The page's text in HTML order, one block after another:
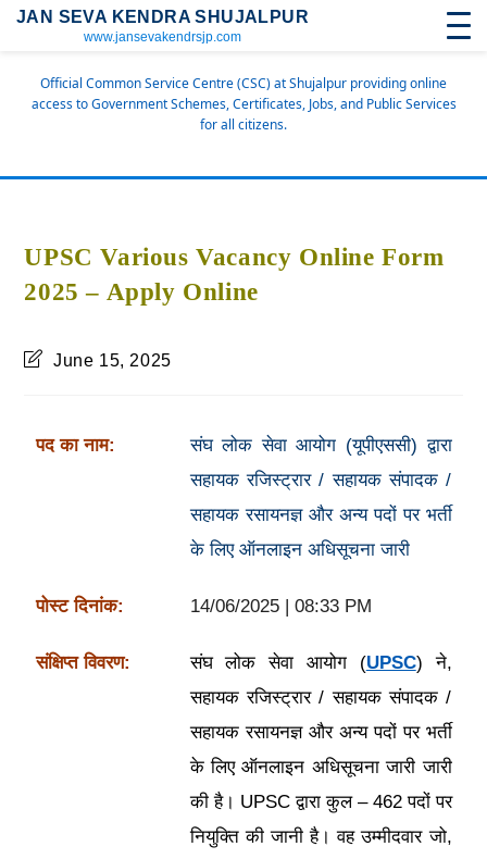
JAN SEVA KENDRA SHUJALPUR
www.jansevakendrsjp.com
Official Common Service Centre (CSC) at Shujalpur providing online
access to Government Schemes, Certificates, Jobs, and Public Services
for all citizens.
UPSC Various Vacancy Online Form
2025 – Apply Online
June 15, 2025
पद का नाम:
संघ लोक सेवा आयोग (यूपीएससी) द्वारा
सहायक रजिस्ट्रार / सहायक संपादक /
सहायक रसायनज्ञ और अन्य पदों पर भर्ती
के लिए ऑनलाइन अधिसूचना जारी
पोस्ट दिनांक: 14/06/2025 | 08:33 PM
संक्षिप्त विवरण: संघ लोक सेवा आयोग (UPSC) ने,
सहायक रजिस्ट्रार / सहायक संपादक /
सहायक रसायनज्ञ और अन्य पदों पर भर्ती
के लिए ऑनलाइन अधिसूचना जारी जारी
की है। UPSC द्वारा कुल – 462 पदों पर
नियुक्ति की जानी है। वह उम्मीदवार जो,